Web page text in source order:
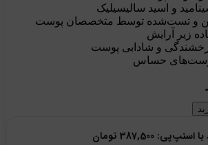
و اسید سالیسیلیک
و تست‌شده توسط متخصصان پوست
زیر آرایش
و شادابی پوست
حساس
اسنپ‌پی: 387,500 تومان